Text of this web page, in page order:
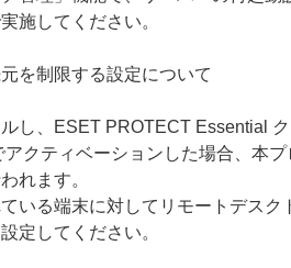
施してください。
を制限する設定について
し、ESET PROTECT Essential
クティベーションした場合、本
れます。
いる端末に対してリモートデス
定してください。